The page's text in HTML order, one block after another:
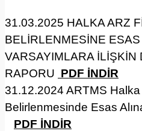
31.03.2025 HALKA ARZ
BELİRLENMESİNE
VARSAYIMLARA İLİŞKİN
RAPORU PDF İNDİR
31.12.2024 ARTMS Halka
Belirlenmesinde Esas
PDF İNDİR